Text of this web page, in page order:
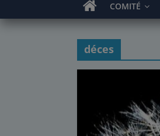
COMITÉ
déces